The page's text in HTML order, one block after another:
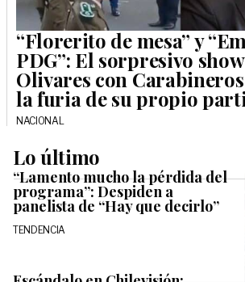
“Florerito de mesa” y
PDG”: El sorpresivo
Olivares con
la furia de su propio
NACIONAL
Lo último
“Lamento mucho la pérdida del
programa”: Despiden a
panelista de “Hay que decirlo”
TENDENCIA